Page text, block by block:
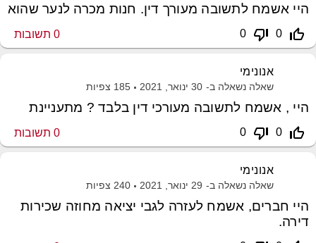
היי אשמח לתשובה מעורך דין. חנות מכרה לנער שהוא
thumb_up_off_alt
0
thumb_down_off_alt
0
0 תשובות
אנונימי
שאלה נשאלה ב- 30 ינואר, 2021 185 צפיות
היי , אשמח לתשובה מעורכי דין בלבד ? מתעניינת
thumb_up_off_alt
0
thumb_down_off_alt
0
0 תשובות
אנונימי
שאלה נשאלה ב- 29 ינואר, 2021 240 צפיות
היי חברים, אשמח לעזרה לגבי יציאה מחוזה שכירות
דירה.